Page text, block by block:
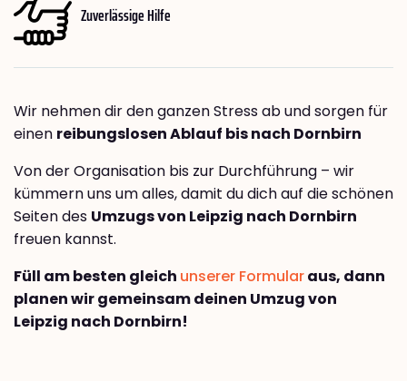
Zuverlässige Hilfe
Wir nehmen dir den ganzen Stress ab und sorgen für
einen reibungslosen Ablauf bis nach Dornbirn
Von der Organisation bis zur Durchführung – wir
kümmern uns um alles, damit du dich auf die schönen
Seiten des Umzugs von Leipzig nach Dornbirn
freuen kannst.
Füll am besten gleich unserer Formularaus, dann
planen wir gemeinsam deinen Umzug von
Leipzig nach Dornbirn!